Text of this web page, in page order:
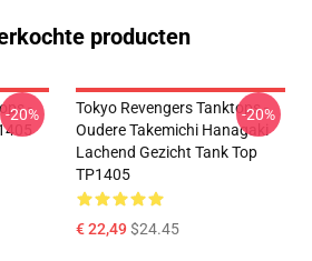
producten
-
-20%
Tokyo Revengers Tanktops -
Oudere Takemichi Hanagaki
Lachend Gezicht Tank Top
TP1405
€ 22,49$24.45
-20%